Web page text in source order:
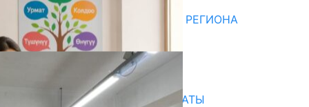
Последние новости
ДЛЯ МЕТОДИСТОВ ЮЖНОГО РЕГИОНА
НАЧАЛОСЬ ОБУЧЕНИЕ
05.08.2026
В ПРИМЕРНЫЕ ТИПОВЫЕ ШТАТЫ